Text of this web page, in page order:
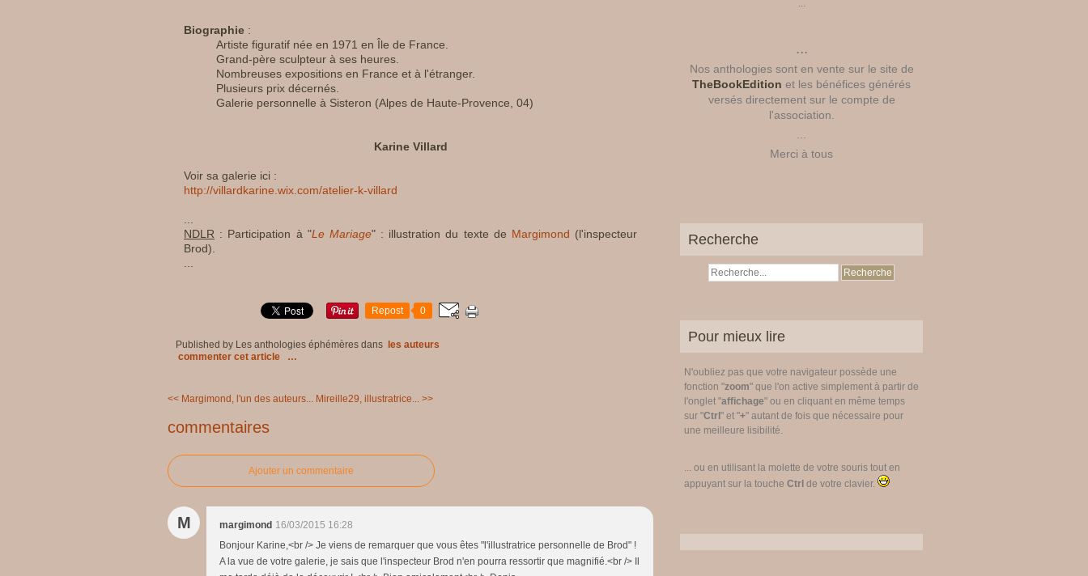
Biographie :
Artiste figuratif née en 1971 en Île de France.
Grand-père sculpteur à ses heures.
Nombreuses expositions en France et à l'étranger.
Plusieurs prix décernés.
Galerie personnelle à Sisteron (Alpes de Haute-Provence, 04)
Karine Villard
Voir sa galerie ici :
http://villardkarine.wix.com/atelier-k-villard
NDLR : Participation à "Le Mariage" : illustration du texte de Margimond (l'inspecteur
Brod).
Repost 0
Published by Les anthologies éphémères dans
les auteurs
commenter cet article
…
<< Margimond, l'un des auteurs... Mireille29, illustratrice... >>
commentaires
Ajouter un commentaire
M margimond 16/03/2015 16:28
Bonjour Karine,<br /> Je viens de remarquer que vous êtes "l'illustratrice personnelle de Brod" !
A la vue de votre galerie, je sais que l'inspecteur Brod n'en pourra ressortir que magnifié.<br /> Il
...
...
Nos anthologies sont en vente sur le site de
TheBookEdition et les bénéfices générés
versés directement sur le compte de
l'association.
Merci à tous
Recherche
Pour mieux lire
N'oubliez pas que votre navigateur possède une
fonction "zoom" que l'on active simplement à partir de
l'onglet "affichage" ou en cliquant en même temps
sur "Ctrl " et "+" autant de fois que nécessaire pour
une meilleure lisibilité.
... ou en utilisant la molette de votre souris tout en
appuyant sur la touche Ctrl de votre clavier.